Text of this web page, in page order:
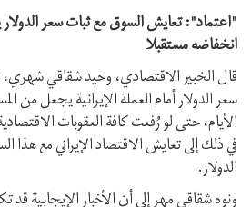
"اعتماد": تعايش السوق مع ثبات سعر
انخفاضه مستقبلا
قال الخبير الاقتصادي، وحيد شقاقي
سعر الدولار أمام العملة الإيرانية يجعل من
الأيام، حتى لو رُفعت كافة العقوبات
في ذلك إلى تعايش الاقتصاد الإيراني مع
الدولار.